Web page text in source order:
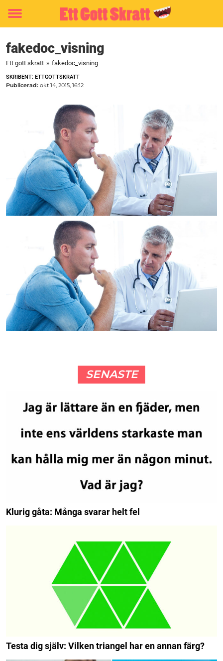
Toggle
fakedoc_visning
Ett gott skratt » fakedoc_visning
SKRIBENT: ETTGOTTSKRATT
Publicerad: okt 14, 2015, 16:12
SENASTE
Klurig gåta: Många svarar helt fel
Testa dig själv: Vilken triangel har en annan färg?